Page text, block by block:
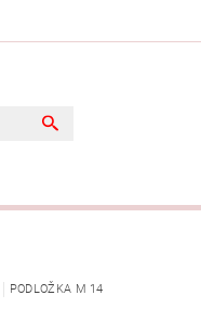
PODLOŽKA M 14